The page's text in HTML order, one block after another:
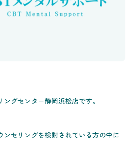
グセンター静岡浜松店です。
ンセリングを検討されている方の中に